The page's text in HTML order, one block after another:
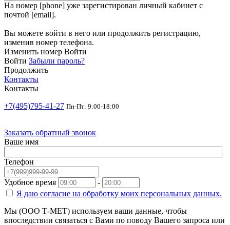
На номер [phone] уже зарегистирован личный кабинет с
почтой [email].
Вы можете войти в него или продолжить регистрацию,
изменив номер телефона.
Изменить номер Войти
Войти Забыли пароль?
Продолжить
Контакты
Контакты
+7(495)795-41-27 Пн-Пт: 9:00-18:00
Заказать обратный звонок
Ваше имя
Телефон
Удобное время
-
Я даю согласие на обработку моих персональных данных.
Мы (ООО Т-МЕТ) используем ваши данные, чтобы
впоследствии связаться с Вами по поводу Вашего запроса или